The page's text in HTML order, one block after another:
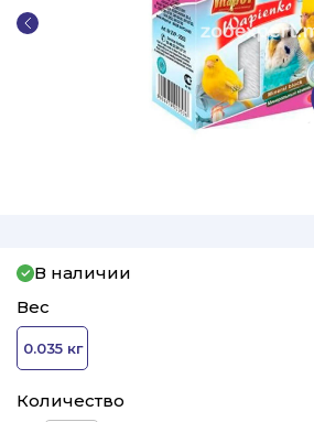
В наличии
Вес
0.035 кг
Количество